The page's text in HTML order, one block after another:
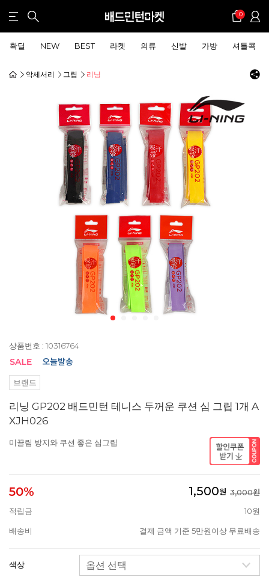
0
확딜 NEW BEST 라켓 의류 신발 가방 셔틀콕
악세서리 그립 리닝
상품번호 : 10316764
브랜드
리닝 GP202 배드민턴 테니스 두꺼운 쿠션 심 그립 1개 A
XJH026
미끌림 방지와 쿠션 좋은 심그립
50% 1,500원 3,000원
적립금
10원
배송비 결제 금액 기준 5만원이상 무료배송
색상